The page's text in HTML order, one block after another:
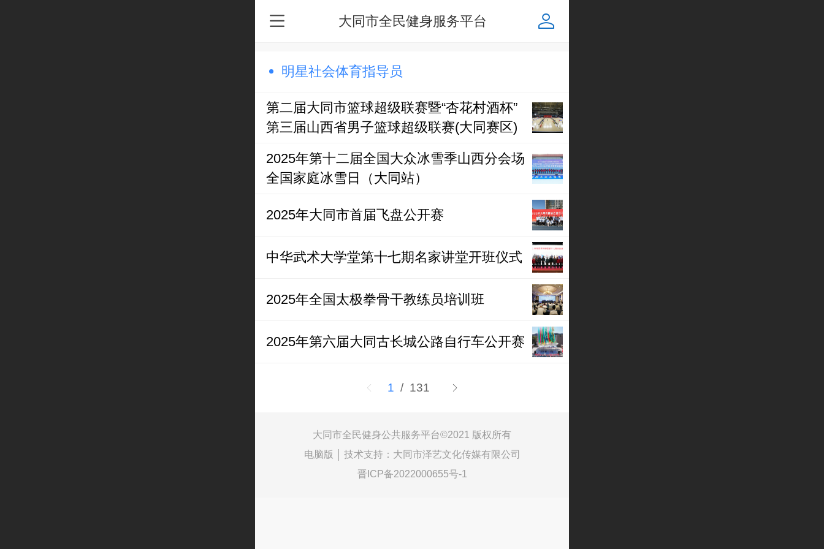
大同市全民健身服务平台
明星社会体育指导员
第二届大同市篮球超级联赛暨“杏花村酒杯”
第三届山西省男子篮球超级联赛(大同赛区)
2025年第十二届全国大众冰雪季山西分会场
全国家庭冰雪日（大同站）
2025年大同市首届飞盘公开赛
中华武术大学堂第十七期名家讲堂开班仪式
2025年全国太极拳骨干教练员培训班
2025年第六届大同古长城公路自行车公开赛
1 / 131
大同市全民健身公共服务平台©2021 版权所有
电脑版
技术支持： 大同市泽艺文化传媒有限公司
晋ICP备2022000655号-1